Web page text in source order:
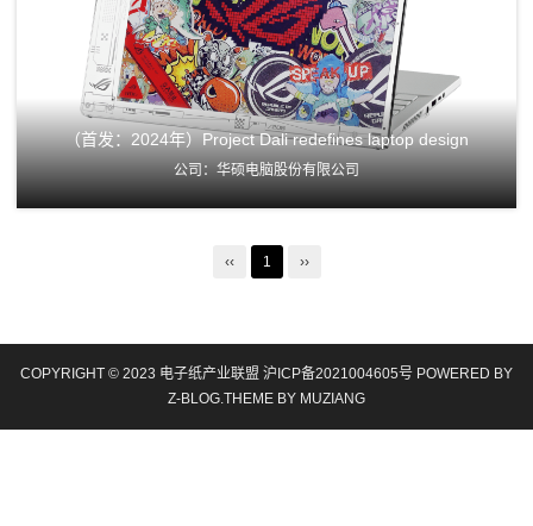
（首发：2024年）Project Dali redefines laptop design
公司：华硕电脑股份有限公司
‹‹ 1 ››
COPYRIGHT © 2023 电子纸产业联盟 沪ICP备2021004605号 POWERED BY
Z-BLOG.THEME BY MUZIANG